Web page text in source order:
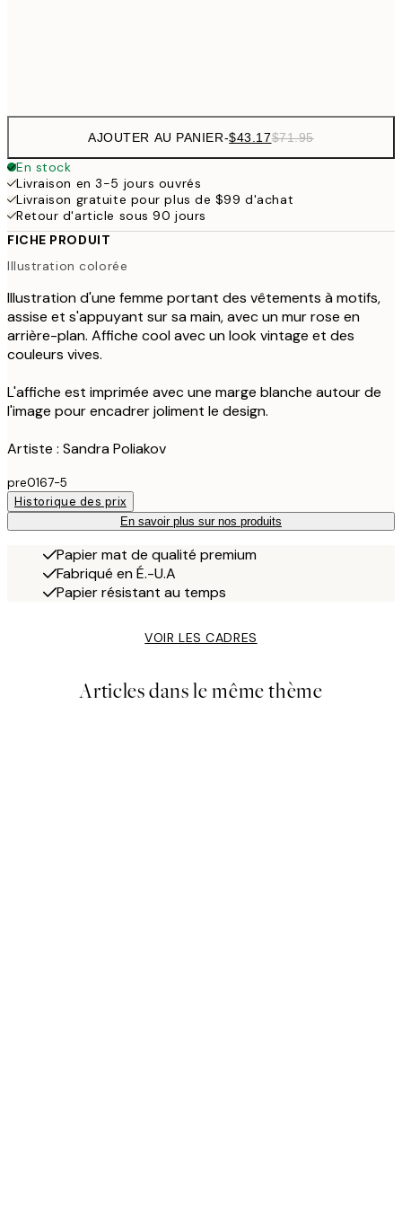
AJOUTER AU PANIER-$43.17$71.95
En stock
Livraison en 3-5 jours ouvrés
Livraison gratuite pour plus de $99 d'achat
Retour d'article sous 90 jours
FICHE PRODUIT
Illustration colorée
Illustration d'une femme portant des vêtements à motifs,
assise et s'appuyant sur sa main, avec un mur rose en
arrière-plan. Affiche cool avec un look vintage et des
couleurs vives.
L'affiche est imprimée avec une marge blanche autour de
l'image pour encadrer joliment le design.
Artiste : Sandra Poliakov
pre0167-5
Historique des prix
En savoir plus sur nos produits
Papier mat de qualité premium
Fabriqué en É.-U.A
Papier résistant au temps
VOIR LES CADRES
Articles dans le même thème